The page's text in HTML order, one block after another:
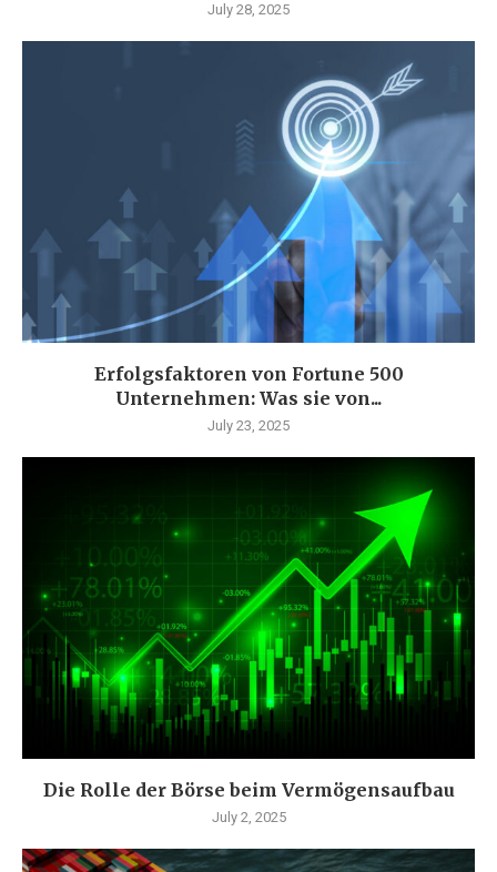
July 28, 2025
Erfolgsfaktoren von Fortune 500
Unternehmen: Was sie von...
July 23, 2025
Die Rolle der Börse beim Vermögensaufbau
July 2, 2025